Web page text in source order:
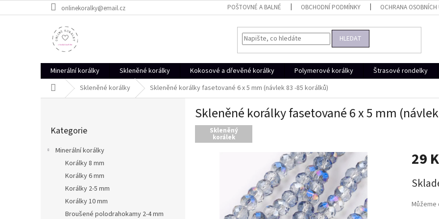
na
onlinekoralky@email.cz POŠTOVNÉ A BALNÉ OBCHODNÍ PODMÍNKY OCHRANA OSOBNÍCH
HLEDAT
Minerální korálky Skleněné korálky Kokosové a dřevěné korálky Polymerové korálky Štrasové rondelky
Domů Skleněné korálky Skleněné korálky fasetované 6 x 5 mm (návlek 83 -85 korálků)
kategorie
Kategorie
Minerální korálky
Korálky 8 mm
Korálky 6 mm
Korálky 2-5 mm
Korálky 10 mm
Broušené polodrahokamy 2-4 mm
Skleněné korálky fasetované 6 x 5 mm
Skleněný
korálek
29
cena:
Můžeme